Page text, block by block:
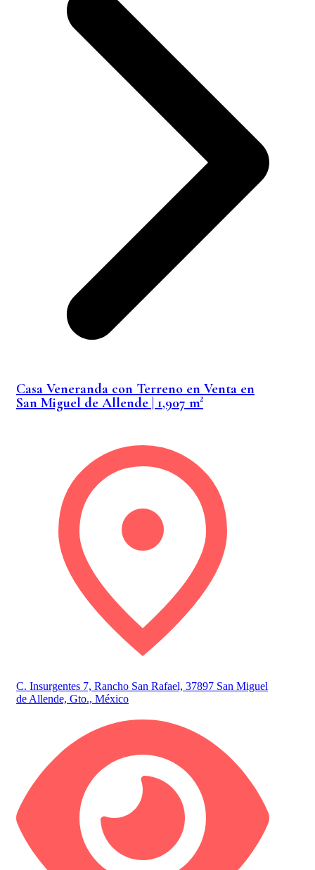
Casa Veneranda con Terreno en Venta en
San Miguel de Allende | 1,907 m²
C. Insurgentes 7, Rancho San Rafael, 37897 San Miguel
de Allende, Gto., México